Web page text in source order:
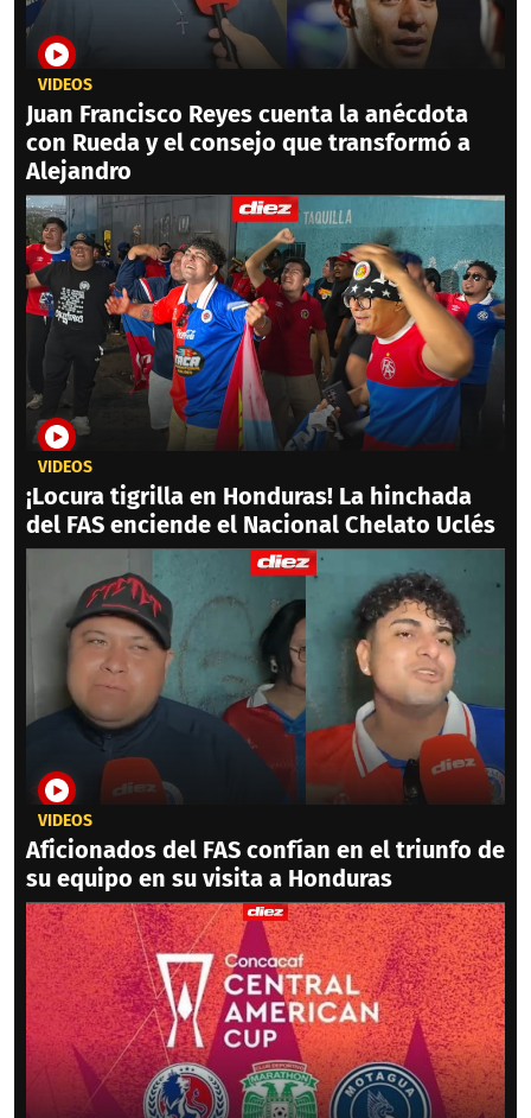
VIDEOS
Juan Francisco Reyes cuenta la anécdota
con Rueda y el consejo que transformó a
Alejandro
VIDEOS
¡Locura tigrilla en Honduras! La hinchada
del FAS enciende el Nacional Chelato Uclés
VIDEOS
Aficionados del FAS confían en el triunfo de
su equipo en su visita a Honduras